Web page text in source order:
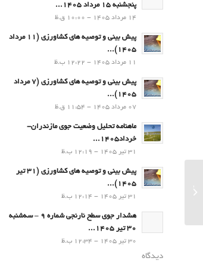
پنجشنبه 15 مرداد 1405...
14 مرداد 1405 - 10:00 ق.ظ
پیش بینی و توصیه های کشاورزی (11 مرداد
۱۴۰۵)...
11 مرداد 1405 - 12:22 ب.ظ
پیش بینی و توصیه های کشاورزی (7 مرداد
۱۴۰۵)...
07 مرداد 1405 - 11:54 ق.ظ
ماهنامه تحلیل وضعیت جوی مازندران-
خرداد1405...
31 تیر 1405 - 12:19 ب.ظ
پیش بینی و توصیه های کشاورزی (31 تیر
۱۴۰۵)...
31 تیر 1405 - 12:14 ب.ظ
هشدار جوی سطح نارنجی شماره 9 – سه‌شنبه
30 تیر 1405...
30 تیر 1405 - 12:34 ب.ظ
دیدگاه